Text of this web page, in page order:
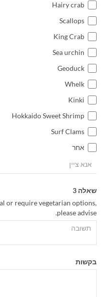
Hairy crab
Scallops
King Crab
Sea urchin
Geoduck
Whelk
Kinki
Hokkaido Sweet Shrimp
Surf Clams
אחר
שאלה 3
or require vegetarian options,
please advise.
בקשות